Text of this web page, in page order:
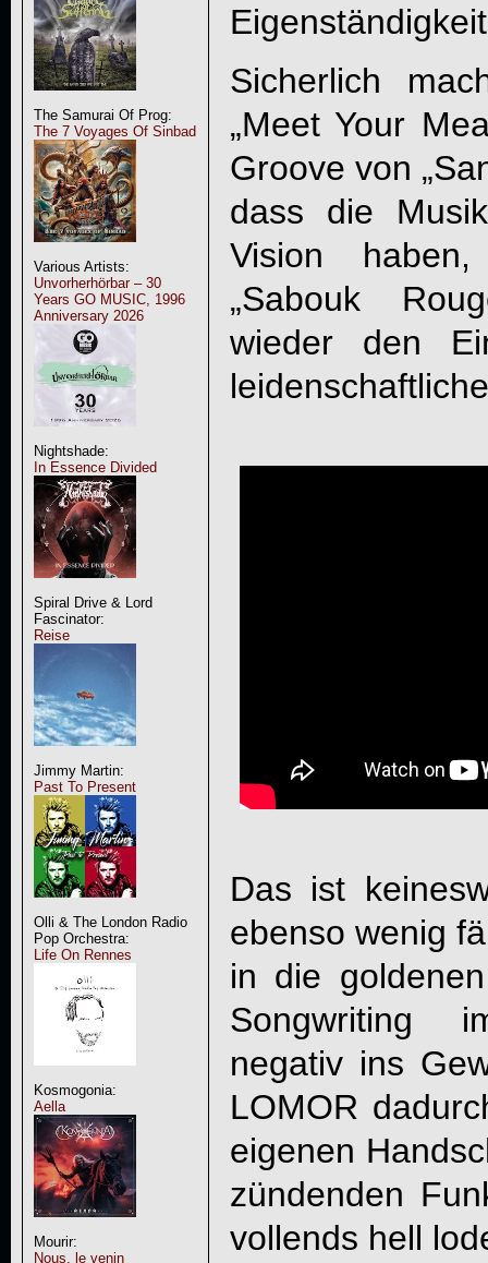
The Samurai Of Prog:
The 7 Voyages Of Sinbad
Various Artists:
Unvorherhörbar – 30
Years GO MUSIC, 1996
Anniversary 2026
Nightshade:
In Essence Divided
Spiral Drive & Lord
Fascinator:
Reise
Jimmy Martin:
Past To Present
Olli & The London Radio
Pop Orchestra:
Life On Rennes
Kosmogonia:
Aella
Mourir:
Nous, le venin
Sicherlich
„Meet Your
Groove von
dass die
Vision
„Sabouk
wieder den
Das ist
ebenso wenig
in die
Songwriting
negativ ins
LOMOR
eigenen
zündenden
vollends hell